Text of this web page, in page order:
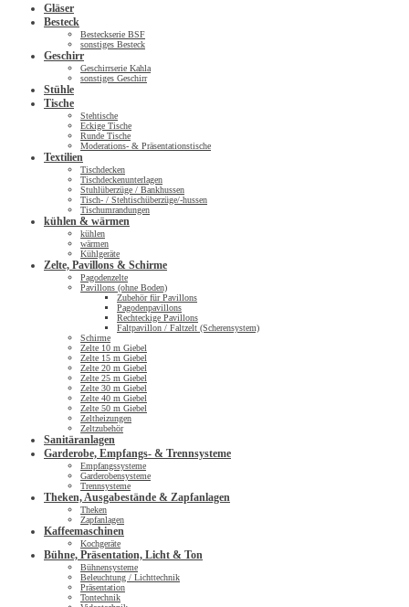
Gläser
Besteck
Besteckserie BSF
sonstiges Besteck
Geschirr
Geschirrserie Kahla
sonstiges Geschirr
Stühle
Tische
Stehtische
Eckige Tische
Runde Tische
Moderations- & Präsentationstische
Textilien
Tischdecken
Tischdeckenunterlagen
Stuhlüberzüge / Bankhussen
Tisch- / Stehtischüberzüge/-hussen
Tischumrandungen
kühlen & wärmen
kühlen
wärmen
Kühlgeräte
Zelte, Pavillons & Schirme
Pagodenzelte
Pavillons (ohne Boden)
Zubehör für Pavillons
Pagodenpavillons
Rechteckige Pavillons
Faltpavillon / Faltzelt (Scherensystem)
Schirme
Zelte 10 m Giebel
Zelte 15 m Giebel
Zelte 20 m Giebel
Zelte 25 m Giebel
Zelte 30 m Giebel
Zelte 40 m Giebel
Zelte 50 m Giebel
Zeltheizungen
Zeltzubehör
Sanitäranlagen
Garderobe, Empfangs- & Trennsysteme
Empfangssysteme
Garderobensysteme
Trennsysteme
Theken, Ausgabestände & Zapfanlagen
Theken
Zapfanlagen
Kaffeemaschinen
Kochgeräte
Bühne, Präsentation, Licht & Ton
Bühnensysteme
Beleuchtung / Lichttechnik
Präsentation
Tontechnik